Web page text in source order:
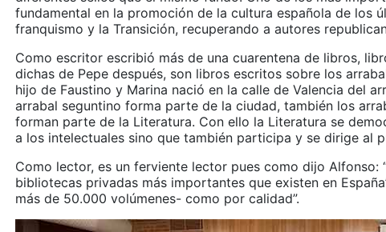
fundamental en la promoción de la cultura española de los
franquismo y la Transición, recuperando a autores
Como escritor escribió más de una cuarentena de libros,
dichas de Pepe después, son libros escritos sobre los
hijo de Faustino y Marina nació en la calle de Valencia del
arrabal seguntino forma parte de la ciudad, también los
forman parte de la Literatura. Con ello la Literatura se
a los intelectuales sino que también participa y se dirige al
Como lector, es un ferviente lector pues como dijo Alfonso:
bibliotecas privadas más importantes que existen en
más de 50.000 volúmenes- como por calidad”.